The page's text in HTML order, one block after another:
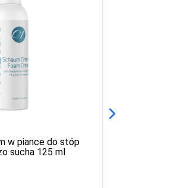
w piance do stóp
sucha 125 ml